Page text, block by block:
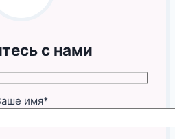
с нами
имя*